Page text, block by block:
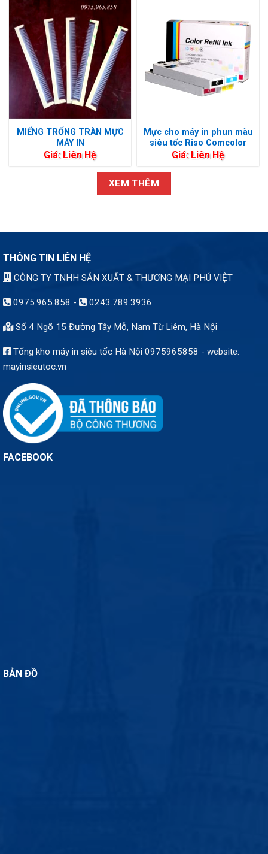
MIẾNG TRỐNG TRÀN MỰC
MÁY IN
Giá: Liên Hệ
Mực cho máy in phun màu
siêu tốc Riso Comcolor
Giá: Liên Hệ
XEM THÊM
THÔNG TIN LIÊN HỆ
CÔNG TY TNHH SẢN XUẤT & THƯƠNG MẠI PHÚ VIỆT
0975.965.858 - 0243.789.3936
Số 4 Ngõ 15 Đường Tây Mỗ, Nam Từ Liêm, Hà Nội
Tổng kho máy in siêu tốc Hà Nội 0975965858 - website:
mayinsieutoc.vn
FACEBOOK
BẢN ĐỒ